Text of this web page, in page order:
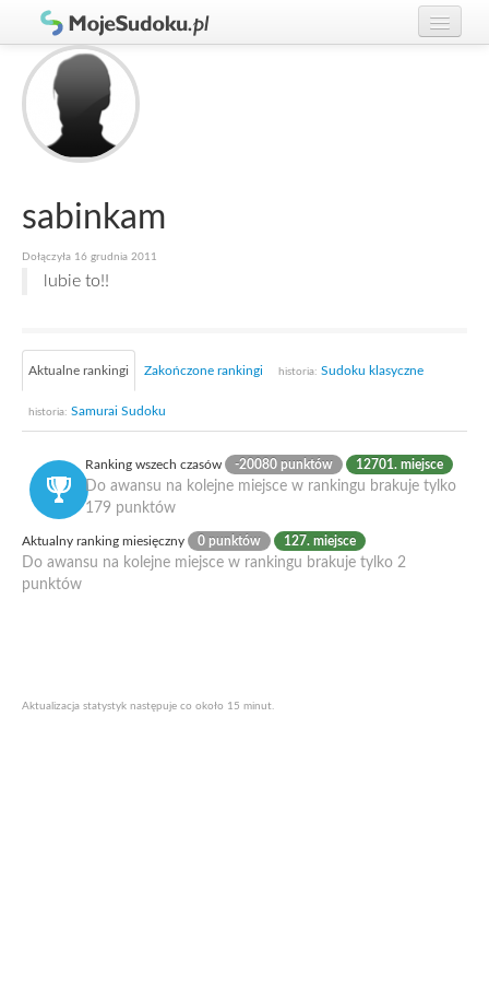
Graj w Sudoku!
Zasady Sudoku
Rankingi
Gracze
sabinkam
Dołączyła 16 grudnia 2011
lubie to!!
Aktualne rankingi Zakończone rankingi historia: Sudoku klasyczne
historia: Samurai Sudoku
Ranking wszech czasów -20080 punktów 12701. miejsce
Do awansu na kolejne miejsce w rankingu brakuje tylko
179 punktów
Aktualny ranking miesięczny 0 punktów 127. miejsce
Do awansu na kolejne miejsce w rankingu brakuje tylko 2
punktów
Aktualizacja statystyk następuje co około 15 minut.